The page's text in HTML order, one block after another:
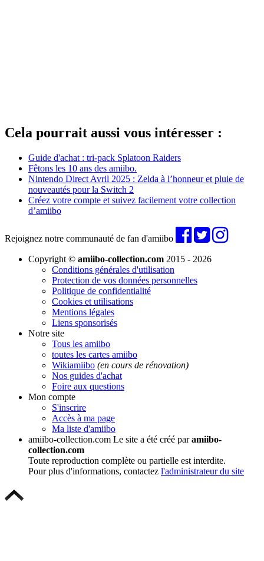
Cela pourrait aussi vous intéresser :
Guide d'achat : tri-pack Splatoon Raiders
Fêtons les 10 ans des amiibo.
Nintendo Direct Avril 2025 : Zelda à l’honneur et pluie de
nouveautés pour la Switch 2
Créez votre compte et suivez facilement votre collection
d’amiibo
Rejoignez notre communauté de fan d'amiibo
Copyright © amiibo-collection.com 2015 - 2026
Conditions générales d'utilisation
Protection de vos données personnelles
Politique de confidentialité
Cookies et utilisations
Mentions légales
Liens sponsorisés
Notre site
Tous les amiibo
toutes les cartes amiibo
Wikiamiibo (en cours de rénovation)
Nos guides d'achat
Foire aux questions
Mon compte
S'inscrire
Accès à ma page
Ma liste d'amiibo
amiibo-collection.com Le site a été créé paramiibo-
collection.com
Toute reproduction complète ou partielle est interdite.
Pour plus d'informations, contactez l'administrateur du site